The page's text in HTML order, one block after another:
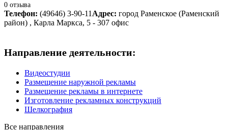
0 отзыва
Телефон: (49646) 3-90-11 Адрес: город Раменское (Раменский
район) , Карла Маркса, 5 - 307 офис
Направление деятельности:
Видеостудии
Размещение наружной рекламы
Размещение рекламы в интернете
Изготовление рекламных конструкций
Шелкография
Все направления